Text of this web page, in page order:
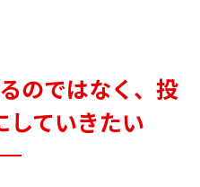
のではなく、投
していきたい